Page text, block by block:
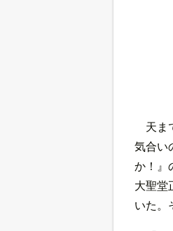
天ま
気合い
か！』
大聖堂
いた。